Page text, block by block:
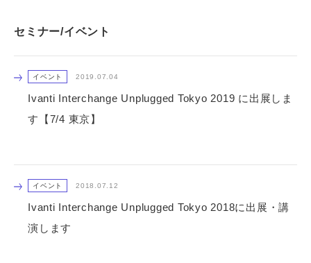
セミナー/イベント
イベント 2019.07.04
Ivanti Interchange Unplugged Tokyo 2019 に出展しま
す【7/4 東京】
イベント 2018.07.12
Ivanti Interchange Unplugged Tokyo 2018に出展・講
演します